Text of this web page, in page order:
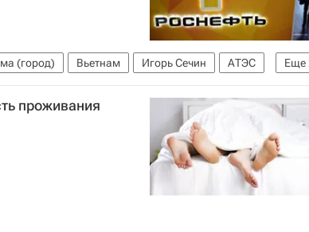
Александр Смирнов
Еще
(город) Вьетнам Игорь Сечин
АТЭС
проживания